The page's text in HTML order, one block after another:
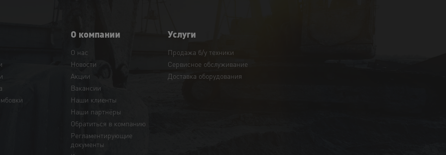
О компании
О нас
Новости
Акции
Вакансии
Наши клиенты
Наши партнёры
Обратиться в компанию
Регламентирующие
документы
Услуги
Продажа б/у техники
Сервисное обслуживание
Доставка оборудования